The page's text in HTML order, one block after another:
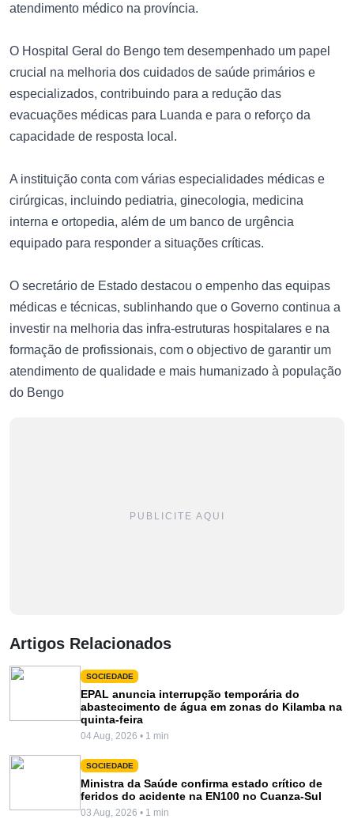
atendimento médico na província.
O Hospital Geral do Bengo tem desempenhado um papel
crucial na melhoria dos cuidados de saúde primários e
especializados, contribuindo para a redução das
evacuações médicas para Luanda e para o reforço da
capacidade de resposta local.
A instituição conta com várias especialidades médicas e
cirúrgicas, incluindo pediatria, ginecologia, medicina
interna e ortopedia, além de um banco de urgência
equipado para responder a situações críticas.
O secretário de Estado destacou o empenho das equipas
médicas e técnicas, sublinhando que o Governo continua a
investir na melhoria das infra-estruturas hospitalares e na
formação de profissionais, com o objectivo de garantir um
atendimento de qualidade e mais humanizado à população
do Bengo
PUBLICITE AQUI
Artigos Relacionados
SOCIEDADE
EPAL anuncia interrupção temporária do
abastecimento de água em zonas do Kilamba na
quinta-feira
04 Aug, 2026 • 1 min
SOCIEDADE
Ministra da Saúde confirma estado crítico de
feridos do acidente na EN100 no Cuanza-Sul
03 Aug, 2026 • 1 min